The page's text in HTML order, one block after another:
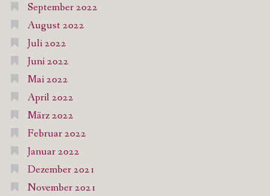
September 2022
August 2022
Juli 2022
Juni 2022
Mai 2022
April 2022
März 2022
Februar 2022
Januar 2022
Dezember 2021
November 2021